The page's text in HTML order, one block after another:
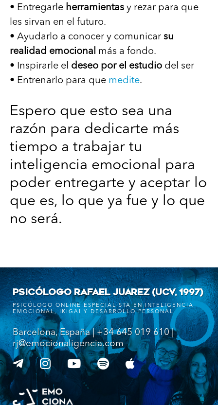
• Entregarle herramientas y rezar para que
les sirvan en el futuro.
• Ayudarlo a conocer y comunicar su
realidad emocional más a fondo.
• Inspirarle el deseo por el estudio del ser
• Entrenarlo para que medite.
Espero que esto sea una
razón para dedicarte más
tiempo a trabajar tu
inteligencia emocional para
poder entregarte y aceptar lo
que es, lo que ya fue y lo que
no será.
PSICÓLOGO RAFAEL JUAREZ (UCV, 1997)
PSICÓLOGO ONLINE ESPECIALISTA EN INTELIGENCIA
EMOCIONAL, IKIGAI Y DESARROLLO PERSONAL
Barcelona, España | +34 645 019 610 |
rj@emocionaligencia.com